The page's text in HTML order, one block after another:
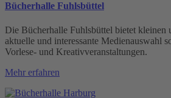
Bücherhalle Fuhlsbüttel
Die Bücherhalle Fuhlsbüttel bietet kleinen
aktuelle und interessante Medienauswahl
Vorlese- und Kreativveranstaltungen.
Mehr erfahren